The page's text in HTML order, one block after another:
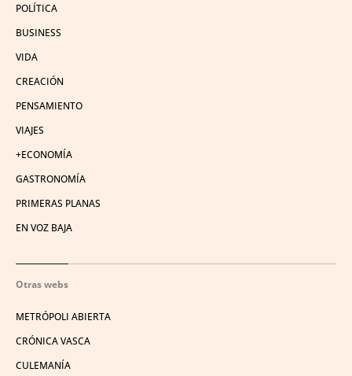
POLÍTICA
BUSINESS
VIDA
CREACIÓN
PENSAMIENTO
VIAJES
+ECONOMÍA
GASTRONOMÍA
PRIMERAS PLANAS
EN VOZ BAJA
Otras webs
METRÓPOLI ABIERTA
CRÓNICA VASCA
CULEMANÍA